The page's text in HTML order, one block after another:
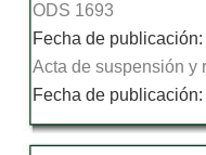
ODS 1693
Fecha de
Acta de suspensión y
Fecha de